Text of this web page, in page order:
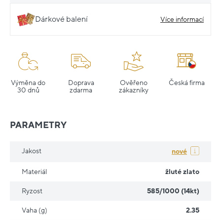
Dárkové balení Více informací
Výměna do
30 dnů
Doprava
zdarma
Ověřeno
zákazníky
Česká firma
PARAMETRY
Jakost nové
Materiál žluté zlato
Ryzost 585/1000 (14kt)
Vaha (g) 2.35